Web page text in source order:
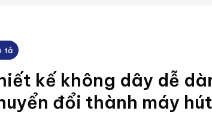
tả
kế không dây dễ
đổi thành máy